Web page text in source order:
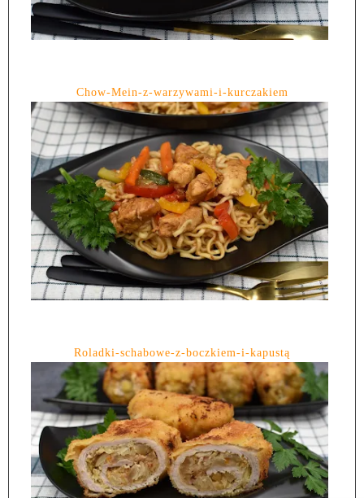
Chow-Mein-z-warzywami-i-kurczakiem
Roladki-schabowe-z-boczkiem-i-kapustą